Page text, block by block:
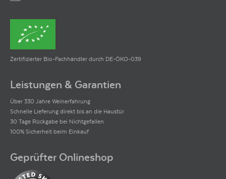
Zertifizierter Bio-Fachhändler durch DE-ÖKO-039
Leistungen & Garantien
Über 330 Jahre Weinerfahrung
Schnelle Lieferung direkt bis an die Haustür
30 Tage Rückgabe bei Nichtgefallen
100% Sicherheit beim Einkauf
Geprüfter Onlineshop